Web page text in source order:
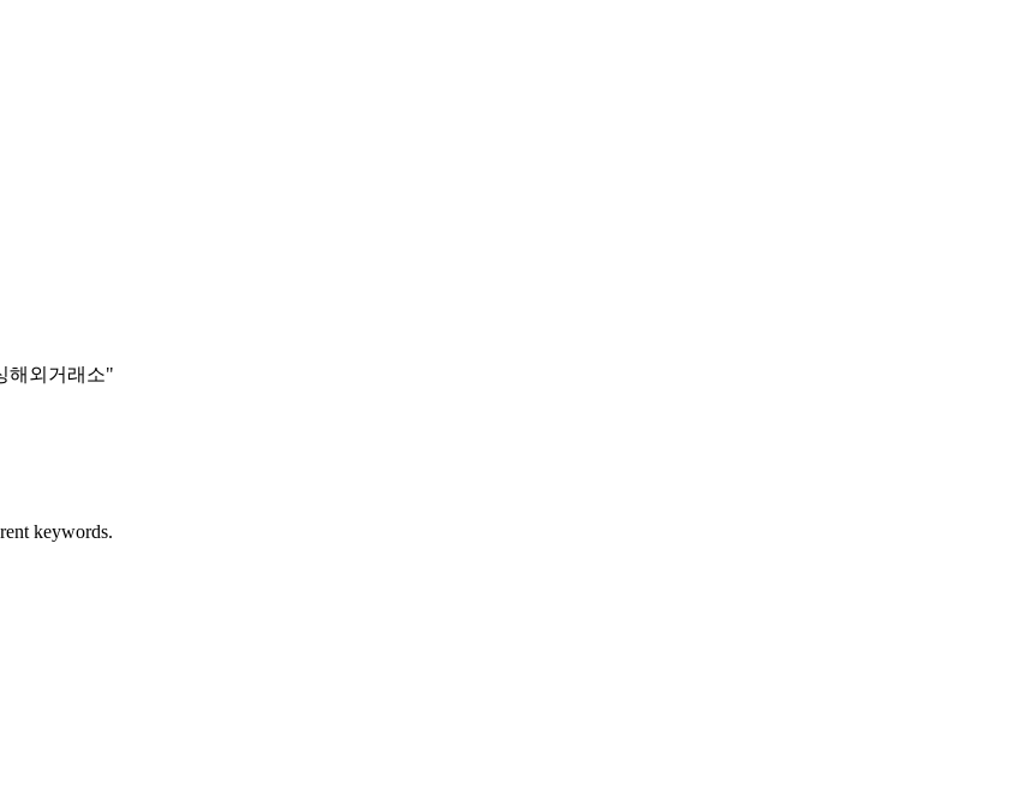
해외거래소"
keywords.